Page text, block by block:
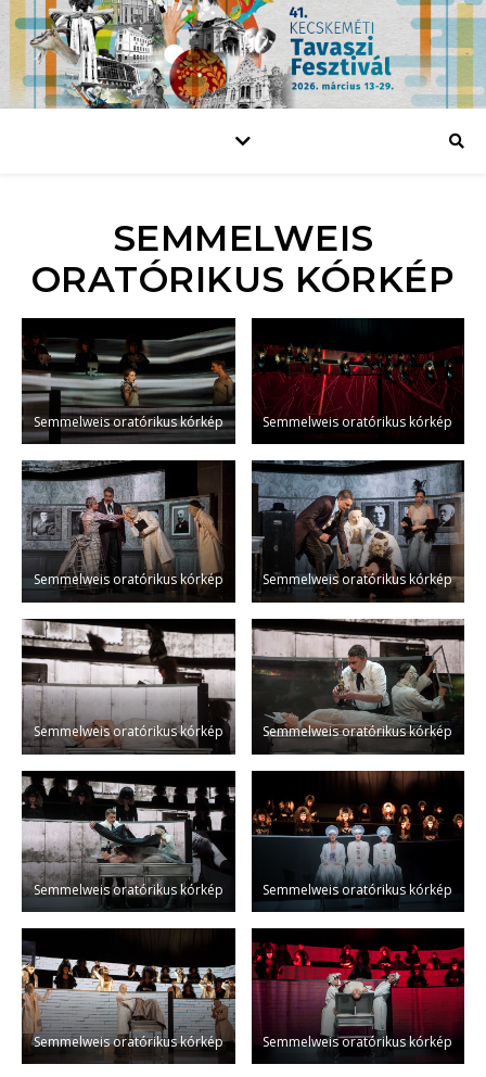
SEMMELWEIS
ORATÓRIKUS KÓRKÉP
Semmelweis oratórikus kórkép Semmelweis oratórikus kórkép
Semmelweis oratórikus kórkép Semmelweis oratórikus kórkép
Semmelweis oratórikus kórkép Semmelweis oratórikus kórkép
Semmelweis oratórikus kórkép Semmelweis oratórikus kórkép
Semmelweis oratórikus kórkép Semmelweis oratórikus kórkép